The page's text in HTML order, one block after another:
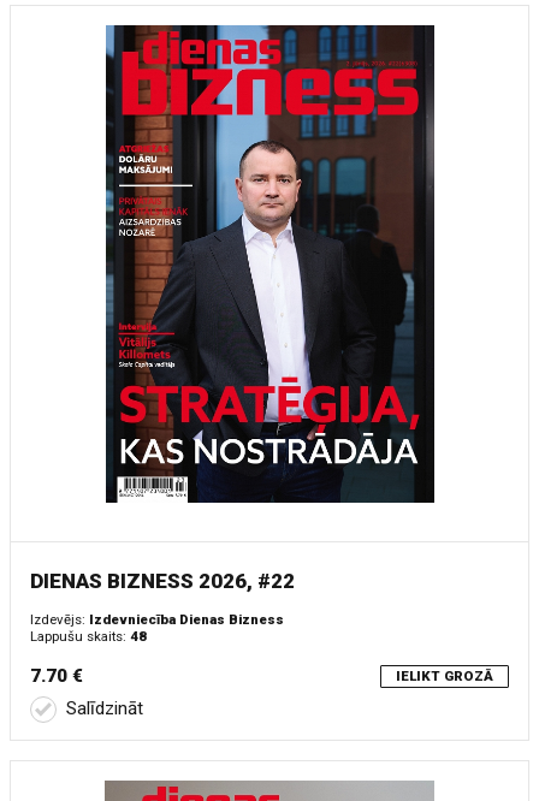
DIENAS BIZNESS 2026, #22
Izdevējs: Izdevniecība Dienas Bizness
Lappušu skaits: 48
7.70 € IELIKT GROZĀ
Salīdzināt